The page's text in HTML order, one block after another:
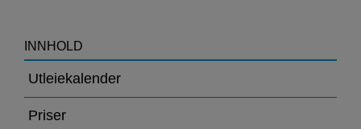
>Utleie
av
lokaler
INNHOLD
Utleiekalender
Priser